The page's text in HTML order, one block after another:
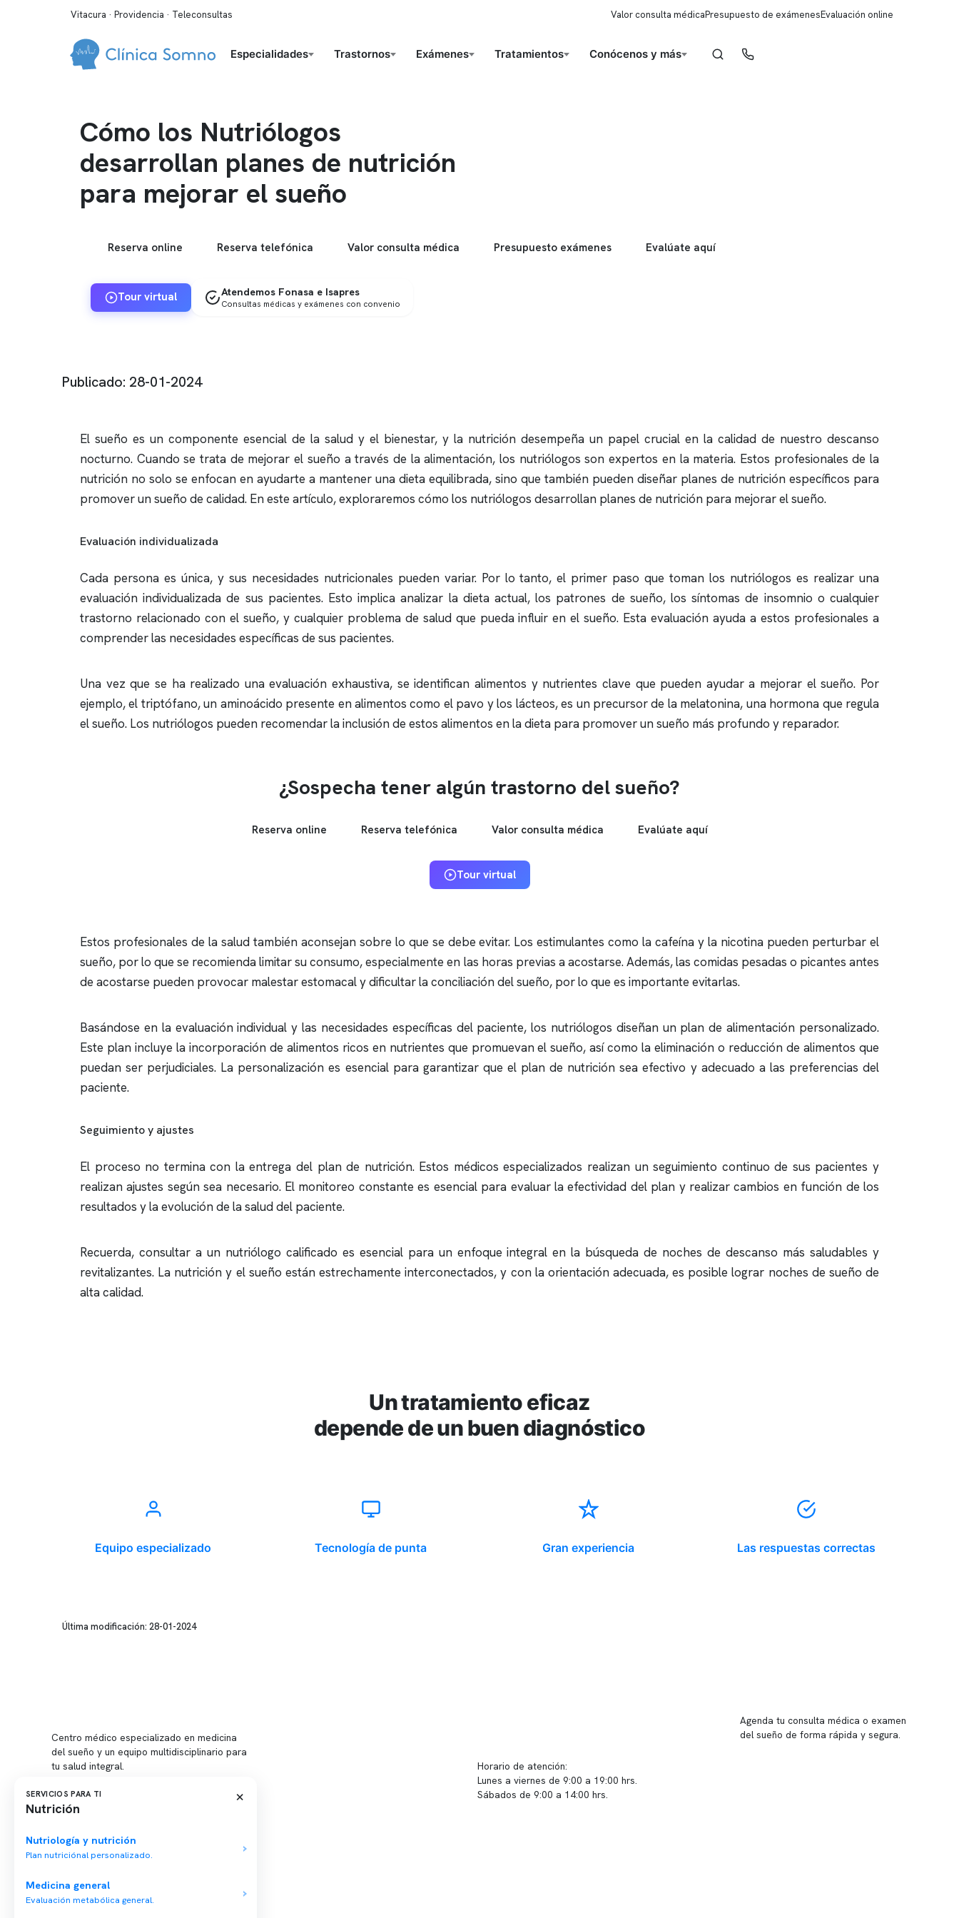
Vitacura · Providencia · Teleconsultas Valor consulta médicaPresupuesto de exámenesEvaluación online
Especialidades Trastornos Exámenes Tratamientos Conócenos y más
Cómo los Nutriólogos
desarrollan planes de nutrición
para mejorar el sueño
Reserva online Reserva telefónica Valor consulta médica Presupuesto exámenes Evalúate aquí
Tour virtual Atendemos Fonasa e Isapres
Consultas médicas y exámenes con convenio
Publicado: 28-01-2024
El sueño es un componente esencial de la salud y el bienestar, y la nutrición desempeña un papel crucial en la calidad de nuestro descanso
nocturno. Cuando se trata de mejorar el sueño a través de la alimentación, los nutriólogos son expertos en la materia. Estos profesionales de la
nutrición no solo se enfocan en ayudarte a mantener una dieta equilibrada, sino que también pueden diseñar planes de nutrición específicos para
promover un sueño de calidad. En este artículo, exploraremos cómo los nutriólogos desarrollan planes de nutrición para mejorar el sueño.
Evaluación individualizada
Cada persona es única, y sus necesidades nutricionales pueden variar. Por lo tanto, el primer paso que toman los nutriólogos es realizar una
evaluación individualizada de sus pacientes. Esto implica analizar la dieta actual, los patrones de sueño, los síntomas de insomnio o cualquier
trastorno relacionado con el sueño, y cualquier problema de salud que pueda influir en el sueño. Esta evaluación ayuda a estos profesionales a
comprender las necesidades específicas de sus pacientes.
Una vez que se ha realizado una evaluación exhaustiva, se identifican alimentos y nutrientes clave que pueden ayudar a mejorar el sueño. Por
ejemplo, el triptófano, un aminoácido presente en alimentos como el pavo y los lácteos, es un precursor de la melatonina, una hormona que regula
el sueño. Los nutriólogos pueden recomendar la inclusión de estos alimentos en la dieta para promover un sueño más profundo y reparador.
¿Sospecha tener algún trastorno del sueño?
Reserva online Reserva telefónica Valor consulta médica Evalúate aquí
Tour virtual
Estos profesionales de la salud también aconsejan sobre lo que se debe evitar. Los estimulantes como la cafeína y la nicotina pueden perturbar el
sueño, por lo que se recomienda limitar su consumo, especialmente en las horas previas a acostarse. Además, las comidas pesadas o picantes antes
de acostarse pueden provocar malestar estomacal y dificultar la conciliación del sueño, por lo que es importante evitarlas.
Basándose en la evaluación individual y las necesidades específicas del paciente, los nutriólogos diseñan un plan de alimentación personalizado.
Este plan incluye la incorporación de alimentos ricos en nutrientes que promuevan el sueño, así como la eliminación o reducción de alimentos que
puedan ser perjudiciales. La personalización es esencial para garantizar que el plan de nutrición sea efectivo y adecuado a las preferencias del
paciente.
Seguimiento y ajustes
El proceso no termina con la entrega del plan de nutrición. Estos médicos especializados realizan un seguimiento continuo de sus pacientes y
realizan ajustes según sea necesario. El monitoreo constante es esencial para evaluar la efectividad del plan y realizar cambios en función de los
resultados y la evolución de la salud del paciente.
Recuerda, consultar a un nutriólogo calificado es esencial para un enfoque integral en la búsqueda de noches de descanso más saludables y
revitalizantes. La nutrición y el sueño están estrechamente interconectados, y con la orientación adecuada, es posible lograr noches de sueño de
alta calidad.
Un tratamiento eficaz
depende de un buen diagnóstico
Equipo especializado Tecnología de punta Gran experiencia Las respuestas correctas
Última modificación: 28-01-2024
Centro médico especializado en medicina
del sueño y un equipo multidisciplinario para
tu salud integral.
Horario de atención:
Lunes a viernes de 9:00 a 19:00 hrs.
Sábados de 9:00 a 14:00 hrs.
Agenda tu consulta médica o examen
del sueño de forma rápida y segura.
SERVICIOS PARA TI
Nutrición
×
Nutriología y nutrición
Plan nutriciónal personalizado.
Medicina general
Evaluación metabólica general.